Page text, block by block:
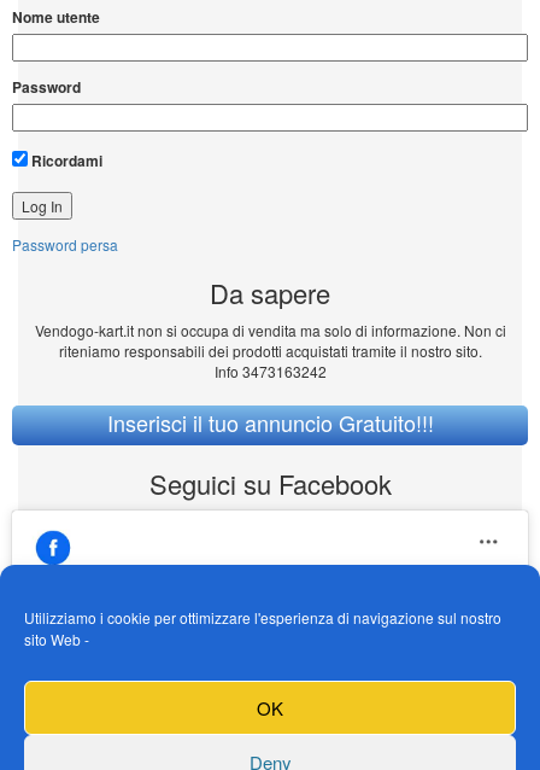
Utilizziamo i cookie per ottimizzare l'esperienza di navigazione sul nostro
sito Web -
OK
Deny
Nome utente
Password
Ricordami
Password persa
Da sapere
Vendogo-kart.it non si occupa di vendita ma solo di informazione. Non ci
riteniamo responsabili dei prodotti acquistati tramite il nostro sito.
Info 3473163242
Inserisci il tuo annuncio Gratuito!!!
Seguici su Facebook
https://www.facebook.com/Vendogokartit/
Fai clic per accettare i cookie marketing e
abilitare questo contenuto